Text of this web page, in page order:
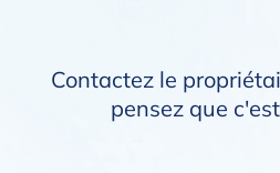
Contactez le
pensez que